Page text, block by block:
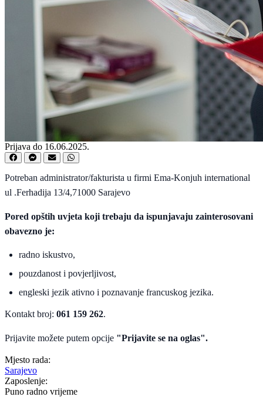
Prijava do 16.06.2025.
Potreban administrator/fakturista u firmi Ema-Konjuh international
ul .Ferhadija 13/4,71000 Sarajevo
Pored opštih uvjeta koji trebaju da ispunjavaju zainterosovani
obavezno je:
radno iskustvo,
pouzdanost i povjerljivost,
engleski jezik ativno i poznavanje francuskog jezika.
Kontakt broj: 061 159 262.
Prijavite možete putem opcije "Prijavite se na oglas".
Mjesto rada:
Sarajevo
Zaposlenje:
Puno radno vrijeme